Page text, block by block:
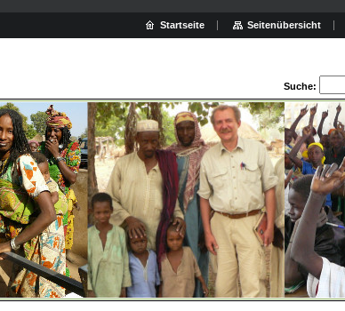
Suche:
Startseite Seitenübersicht